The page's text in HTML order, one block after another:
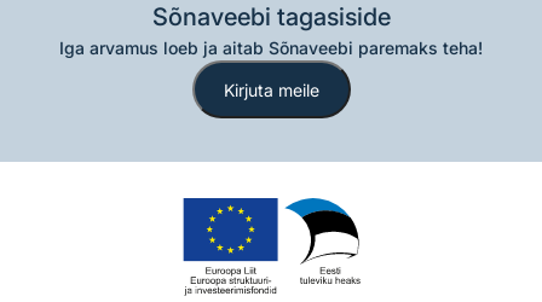
Sõnaveebi tagasiside
Iga arvamus loeb ja aitab Sõnaveebi paremaks teha!
Kirjuta meile